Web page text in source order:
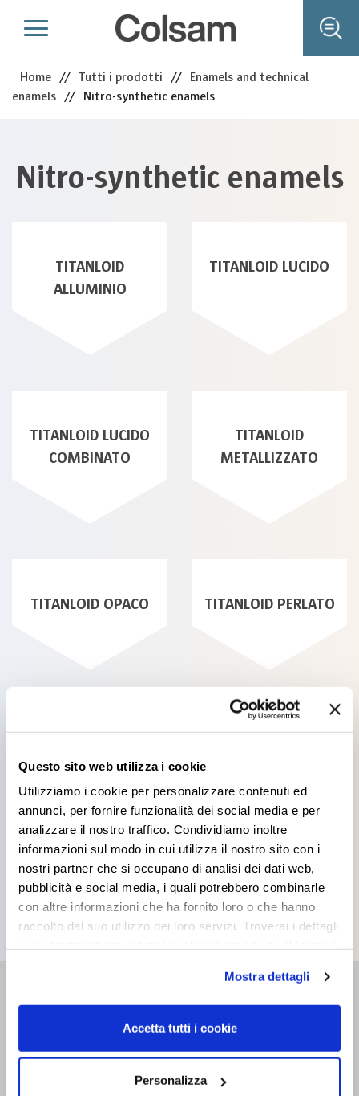
Questo sito web utilizza i cookie
Utilizziamo i cookie per personalizzare contenuti ed
annunci, per fornire funzionalità dei social media e per
analizzare il nostro traffico. Condividiamo inoltre
informazioni sul modo in cui utilizza il nostro sito con i
nostri partner che si occupano di analisi dei dati web,
pubblicità e social media, i quali potrebbero combinarle
con altre informazioni che ha fornito loro o che hanno
raccolto dal suo utilizzo dei loro servizi. Troverai i dettagli
cookie accettare. Per ulteriori informazioni consulta
lacookie policy.
Mostra dettagli
Accetta tutti i cookie
Personalizza
Home // Tutti i prodotti // Enamels and technical
enamels // Nitro-synthetic enamels
Nitro-synthetic enamels
TITANLOID
ALLUMINIO
TITANLOID LUCIDO
TITANLOID LUCIDO
COMBINATO
TITANLOID
METALLIZZATO
TITANLOID OPACO TITANLOID PERLATO
NITRO
TRASPARENTE
All products
Find the closest Sales Point